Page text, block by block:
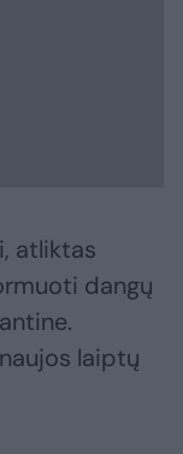
atliktas
dangų
laiptų